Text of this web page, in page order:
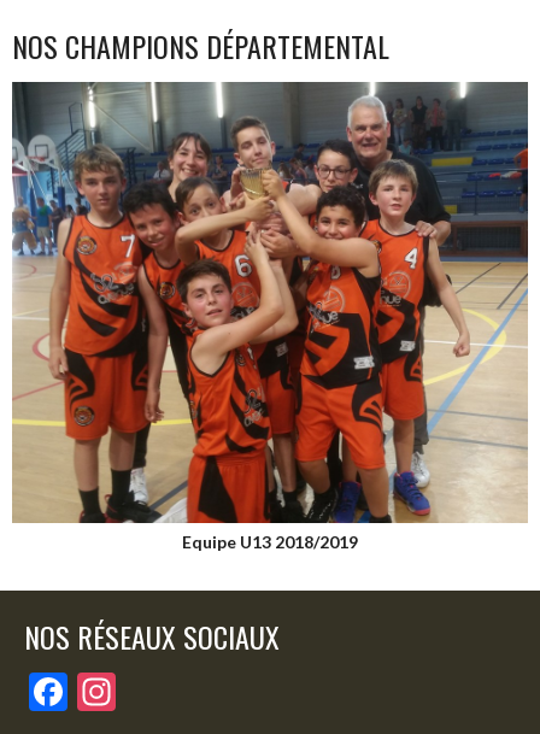
NOS CHAMPIONS DÉPARTEMENTAL
Equipe U13 2018/2019
NOS RÉSEAUX SOCIAUX
F